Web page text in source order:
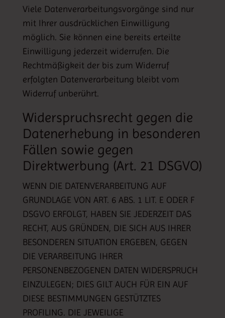
Viele Datenverarbeitungsvorgänge sind nur
mit Ihrer ausdrücklichen Einwilligung
möglich. Sie können eine bereits erteilte
Einwilligung jederzeit widerrufen. Die
Rechtmäßigkeit der bis zum Widerruf
erfolgten Datenverarbeitung bleibt vom
Widerruf unberührt.
Widerspruchsrecht gegen die
Datenerhebung in besonderen
Fällen sowie gegen
Direktwerbung (Art. 21 DSGVO)
WENN DIE DATENVERARBEITUNG AUF
GRUNDLAGE VON ART. 6 ABS. 1 LIT. E ODER F
DSGVO ERFOLGT, HABEN SIE JEDERZEIT DAS
RECHT, AUS GRÜNDEN, DIE SICH AUS IHRER
BESONDEREN SITUATION ERGEBEN, GEGEN
DIE VERARBEITUNG IHRER
PERSONENBEZOGENEN DATEN WIDERSPRUCH
EINZULEGEN; DIES GILT AUCH FÜR EIN AUF
DIESE BESTIMMUNGEN GESTÜTZTES
PROFILING. DIE JEWEILIGE